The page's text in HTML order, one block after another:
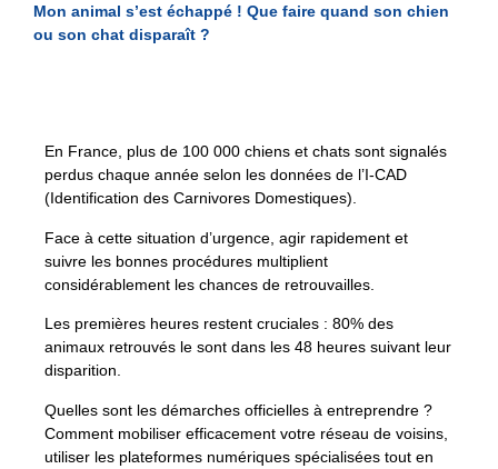
Mon animal s’est échappé ! Que faire quand son chien
ou son chat disparaît ?
En France, plus de 100 000 chiens et chats sont signalés
perdus chaque année selon les données de l’I-CAD
(Identification des Carnivores Domestiques).
Face à cette situation d’urgence, agir rapidement et
suivre les bonnes procédures multiplient
considérablement les chances de retrouvailles.
Les premières heures restent cruciales : 80% des
animaux retrouvés le sont dans les 48 heures suivant leur
disparition.
Quelles sont les démarches officielles à entreprendre ?
Comment mobiliser efficacement votre réseau de voisins,
utiliser les plateformes numériques spécialisées tout en